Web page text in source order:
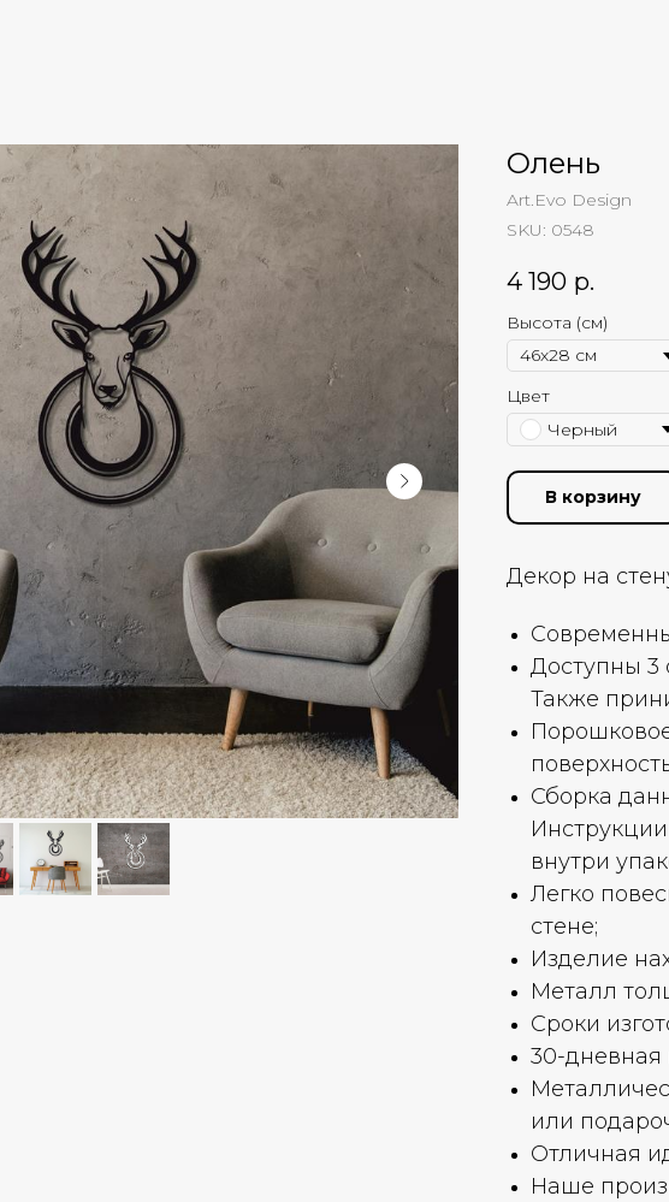
Олень
Art.Evo Design
SKU: 0548
4 190 р.
Высота (см)
Цвет
Черный
В корзину
Декор на
Доступны 3
Также
Сборка
внутри
Легко
стене;
Изделие
Металл
Сроки
30-дневная
или
Отличная
Наше